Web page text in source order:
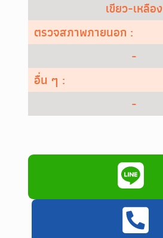
เขียว-เหลือง
ตรวจสภาพภายนอก :
-
อื่น ๆ :
-